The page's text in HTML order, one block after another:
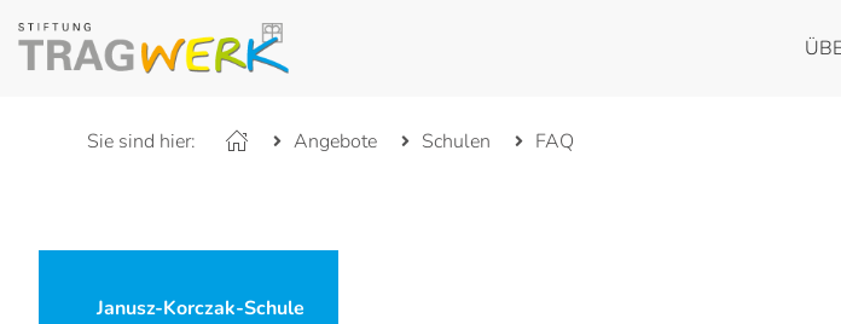
Sie sind hier: Angebote Schulen FAQ
Janusz-Korczak-Schule